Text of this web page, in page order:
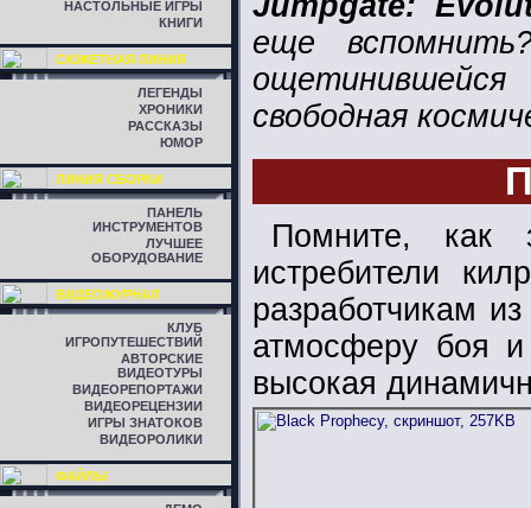
НАСТОЛЬНЫЕ ИГРЫ
КНИГИ
СЮЖЕТНАЯ ЛИНИЯ
ЛЕГЕНДЫ
ХРОНИКИ
РАССКАЗЫ
ЮМОР
ЛИНИЯ СБОРКИ
ПАНЕЛЬ
ИНСТРУМЕНТОВ
ЛУЧШЕЕ
ОБОРУДОВАНИЕ
ВИДЕОЖУРНАЛ
КЛУБ
ИГРОПУТЕШЕСТВИЙ
АВТОРСКИЕ
ВИДЕОТУРЫ
ВИДЕОРЕПОРТАЖИ
ВИДЕОРЕЦЕНЗИИ
ИГРЫ ЗНАТОКОВ
ВИДЕОРОЛИКИ
ФАЙЛЫ
еще
свободная
Помните, как
истребители
разработчикам
атмосферу боя
высокая